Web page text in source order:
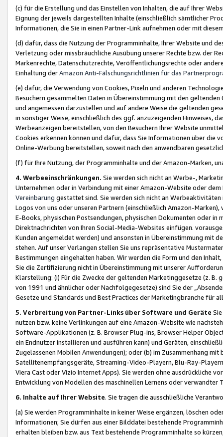
(c) für die Erstellung und das Einstellen von Inhalten, die auf Ihrer
Eignung der jeweils dargestellten Inhalte (einschließlich sämtlicher
Informationen, die Sie in einen Partner-Link aufnehmen oder mit
(d) dafür, dass die Nutzung der Programminhalte, Ihrer Website und
Verletzung oder missbräuchliche Ausübung unserer Rechte bzw. der
Markenrechte, Datenschutzrechte, Veröffentlichungsrechte oder
Einhaltung derAmazon Anti-Fälschungsrichtlinien für das
(e) dafür, die Verwendung von Cookies, Pixeln und anderen
Besuchern gesammelten Daten in Übereinstimmung mit den
und angemessen darzustellen und auf andere Weise die geltenden
in sonstiger Weise, einschließlich des ggf. anzuzeigenden Hinweises,
Werbeanzeigen bereitstellen, von den Besuchern Ihrer Website
Cookies erkennen können und dafür, dass Sie Informationen über die
Online-Werbung bereitstellen, soweit nach den anwendbaren
(f) für Ihre Nutzung, der Programminhalte und der Amazon-Marken,
4. Werbeeinschränkungen. Sie werden sich nicht an Werbe-,
Unternehmen oder in Verbindung mit einer Amazon-Website oder
Vereinbarung gestattet sind. Sie werden sich nicht an
Logos von uns oder unseren Partnern (einschließlich Amazon-
E-Books, physischen Postsendungen, physischen Dokumenten oder in
Direktnachrichten von Ihren Social-Media-Websites einfügen.
Kunden angemeldet werden) und ansonsten in Übereinstimmung mit
stehen. Auf unser Verlangen stellen Sie uns repräsentative
Bestimmungen eingehalten haben. Wir werden die Form und den
Sie die Zertifizierung nicht in Übereinstimmung mit unserer
Klarstellung: (i) Für die Zwecke der geltenden Marketinggesetze (z. B.
von 1991 und ähnlicher oder Nachfolgegesetze) sind Sie der
Gesetze und Standards und Best Practices der Marketingbranche für
5. Verbreitung von Partner-Links über Software und Geräte
nutzen bzw. keine Verlinkungen auf eine Amazon-Website wie
Software-Applikationen (z. B. Browser Plug-ins, Browser Helper
ein Endnutzer installieren und ausführen kann) und Geräten,
Zugelassenen Mobilen Anwendungen); oder (b) im Zusammenhang
Satellitenempfangsgeräte, Streaming-Video-Playern, Blu-Ray-
Viera Cast oder Vizio Internet Apps). Sie werden ohne ausdrückliche
Entwicklung von Modellen des maschinellen Lernens oder
6. Inhalte auf Ihrer Website. Sie tragen die ausschließliche
(a) Sie werden Programminhalte in keiner Weise ergänzen, löschen
Informationen; Sie dürfen aus einer Bilddatei bestehende
erhalten bleiben bzw. aus Text bestehende Programminhalte so